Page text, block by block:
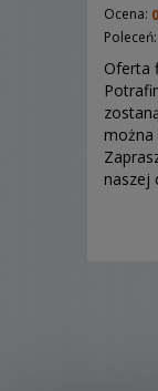
Ocena:
Oferta
można
naszej